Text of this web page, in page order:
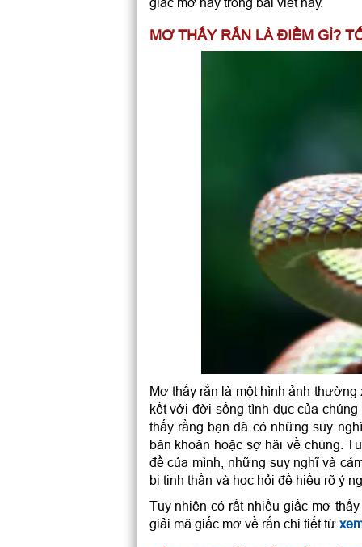
Phụ nữ mơ thấy rắn chui
Mơ thấy rắn lao mình trên
Mơ thấy rắn leo lên giường
Mơ thấy đi ngang qua rắn
Mơ thấy rắn chui vào lỗ
Nằm mơ thấy chạm vào rắn
Mơ thấy trẻ em chơi với rắn
Mơ thấy tóc biến thành rắn
Nằm mơ thấy giẫm phải rắn
Mơ thấy bị rắn thôi miên
Mơ thấy rắn bắt chuột
Giải mã giấc mơ rắn cắn rắn
Mơ thấy rắn cản đường
Giải mã giấc mơ rắn cắn gà
Nằm mơ thấy rắn đánh con gì?
MƠ THẤY RẮN LÀ ĐIỀM GÌ?
Mơ thấy rắn là một hình ảnh
kết với đời sống tình dục của
thấy rằng bạn đã có những suy
băn khoăn hoặc sợ hãi về chúng.
đề của mình, những suy nghĩ và
bị tinh thần và học hỏi để hiểu rõ ý
Tuy nhiên có rất nhiều giấc mơ
giải mã giấc mơ về rắn chi tiết từ